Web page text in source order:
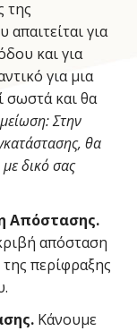
της
για
και για
για μια
σωστά και θα
Στην
θα
δικό σας
Απόστασης.
απόσταση
περίφραξης
Κάνουμε